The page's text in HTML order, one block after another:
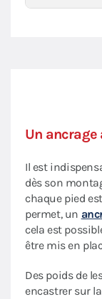
Un
Il est
dès son
chaque pied
permet, un
cela est
être mis en
Des poids de
encastrer sur